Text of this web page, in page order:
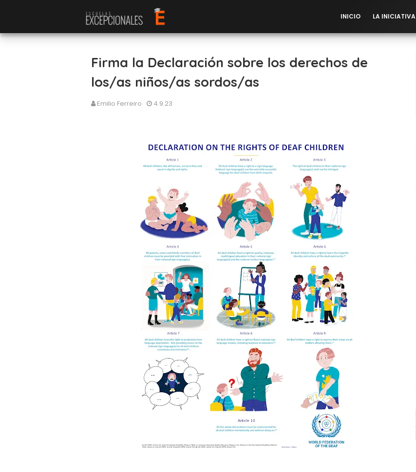
INICIO LA INICIATIVA
Firma la Declaración sobre los derechos de
los/as niños/as sordos/as
Emilio Ferreiro 4.9.23